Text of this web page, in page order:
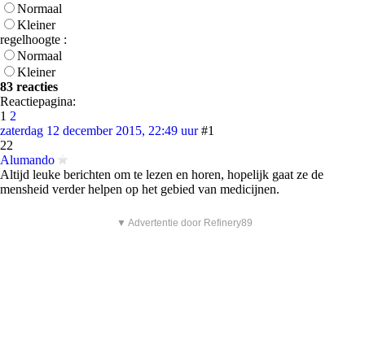
Normaal
Kleiner
regelhoogte :
Normaal
Kleiner
83 reacties
Reactiepagina:
1 2
zaterdag 12 december 2015, 22:49 uur #1
22
Alumando
Altijd leuke berichten om te lezen en horen, hopelijk gaat ze de
mensheid verder helpen op het gebied van medicijnen.
▼ Advertentie door Refinery89